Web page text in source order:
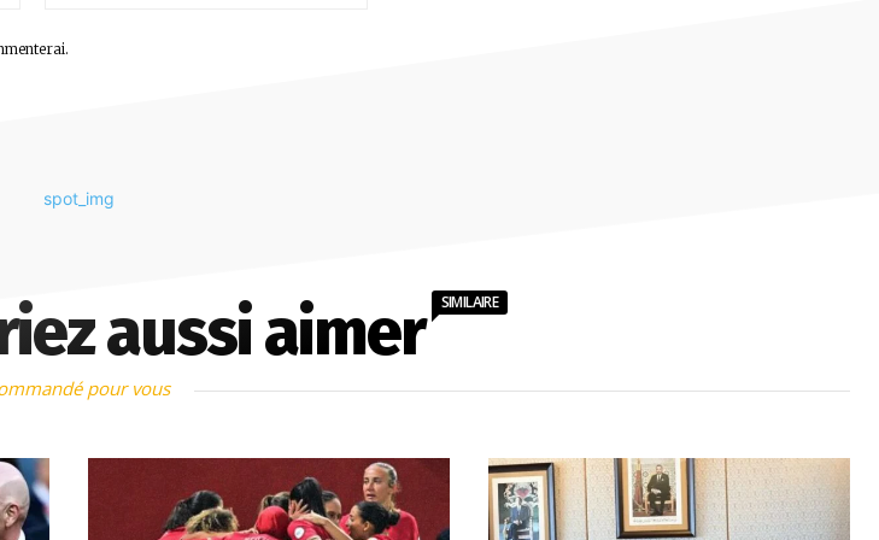
aussi aimer SIMILAIRE
pour vous